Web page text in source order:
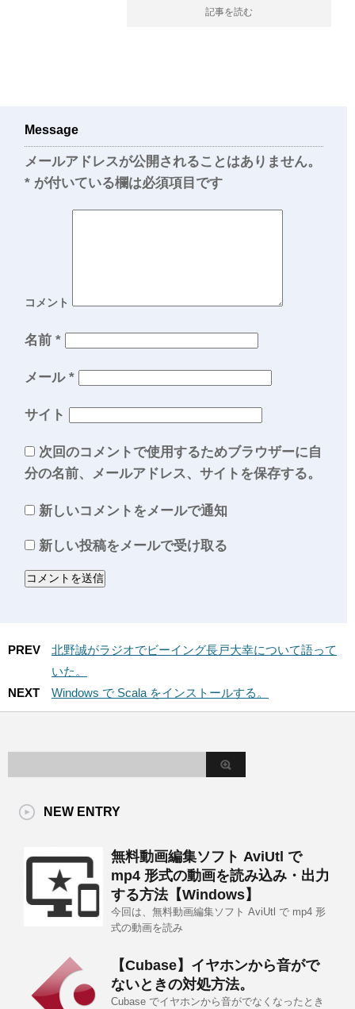
記事を読む
Message
メールアドレスが公開されることはありません。
* が付いている欄は必須項目です
コメント
名前 *
メール *
サイト
次回のコメントで使用するためブラウザーに自
分の名前、メールアドレス、サイトを保存する。
新しいコメントをメールで通知
新しい投稿をメールで受け取る
PREV
北野誠がラジオでビーイング長戸大幸について語って
いた。
NEXT
Windows で Scala をインストールする。
NEW ENTRY
無料動画編集ソフト AviUtl で
mp4 形式の動画を読み込み・出力
する方法【Windows】
今回は、無料動画編集ソフト AviUtl で mp4 形
式の動画を読み
【Cubase】イヤホンから音がで
ないときの対処方法。
Cubase でイヤホンから音がでなくなったとき